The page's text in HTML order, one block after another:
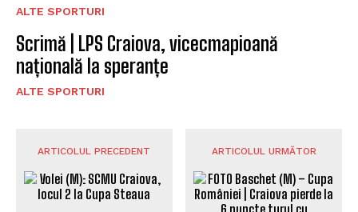
ALTE SPORTURI
Scrimă | LPS Craiova, vicecmapioană
națională la speranțe
ALTE SPORTURI
ARTICOLUL PRECEDENT ARTICOLUL URMĂTOR